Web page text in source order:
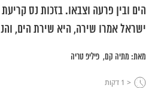
הים ובין פרעה וצבאו. בזכות נס
ישראל אמרו שירה, היא שירת הים,
מאת: מתיה קם פיליפ טריה
< 1 דקות